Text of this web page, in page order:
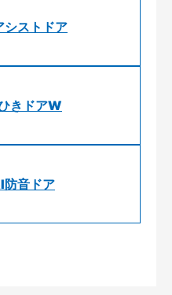
ストドア
きドアW
音ドア